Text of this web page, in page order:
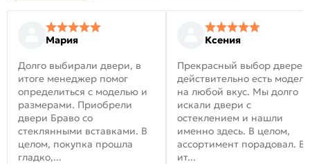
Мария
Долго выбирали двери, в
итоге менеджер помог
определиться с моделью и
размерами. Приобрели
двери Браво со
стеклянными вставками. В
целом, покупка прошла
гладко,...
Ксения
Прекрасный выбор
действительно есть модели
на любой вкус. Мы долго
искали двери с
остеклением и нашли
именно здесь. В целом,
ассортимент порадовал. В
ит...